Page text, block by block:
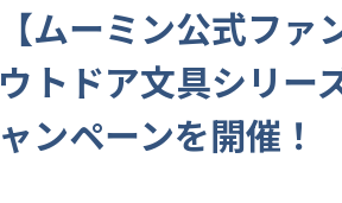
【ムーミン公式フ
ウトドア文具シリー
ャンペーンを開催！